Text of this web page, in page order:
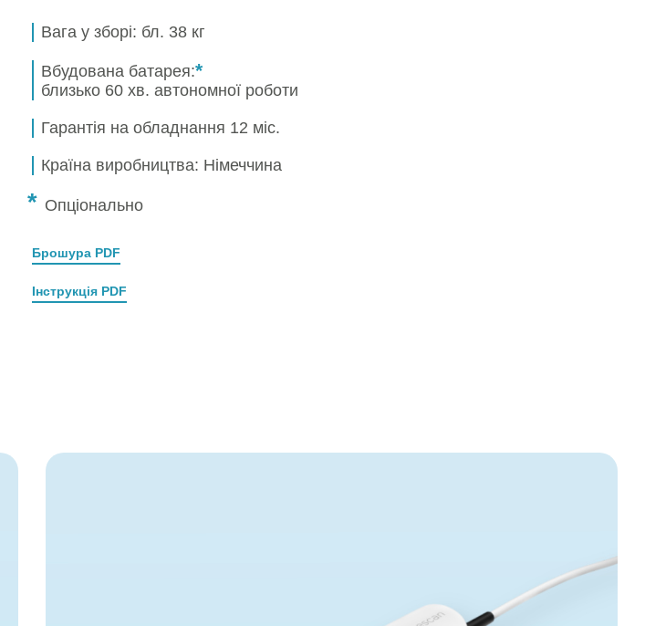
Вага у зборі: бл. 38 кг
Вбудована батарея:*
близько 60 хв. автономної роботи
Гарантія на обладнання 12 міс.
Країна виробництва: Німеччина
* Опціонально
Брошура PDF
Інструкція PDF